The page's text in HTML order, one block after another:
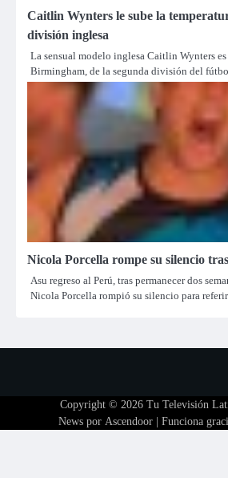
Caitlin Wynters le sube la
división inglesa
La sensual modelo inglesa Caitlin Wynters
Birmingham, de la segunda división del
Nicola Porcella rompe su silencio
Asu regreso al Perú, tras permanecer dos
Nicola Porcella rompió su silencio para
Copyright © 2026 Tu Televisión
News por Ascendoor | Funciona